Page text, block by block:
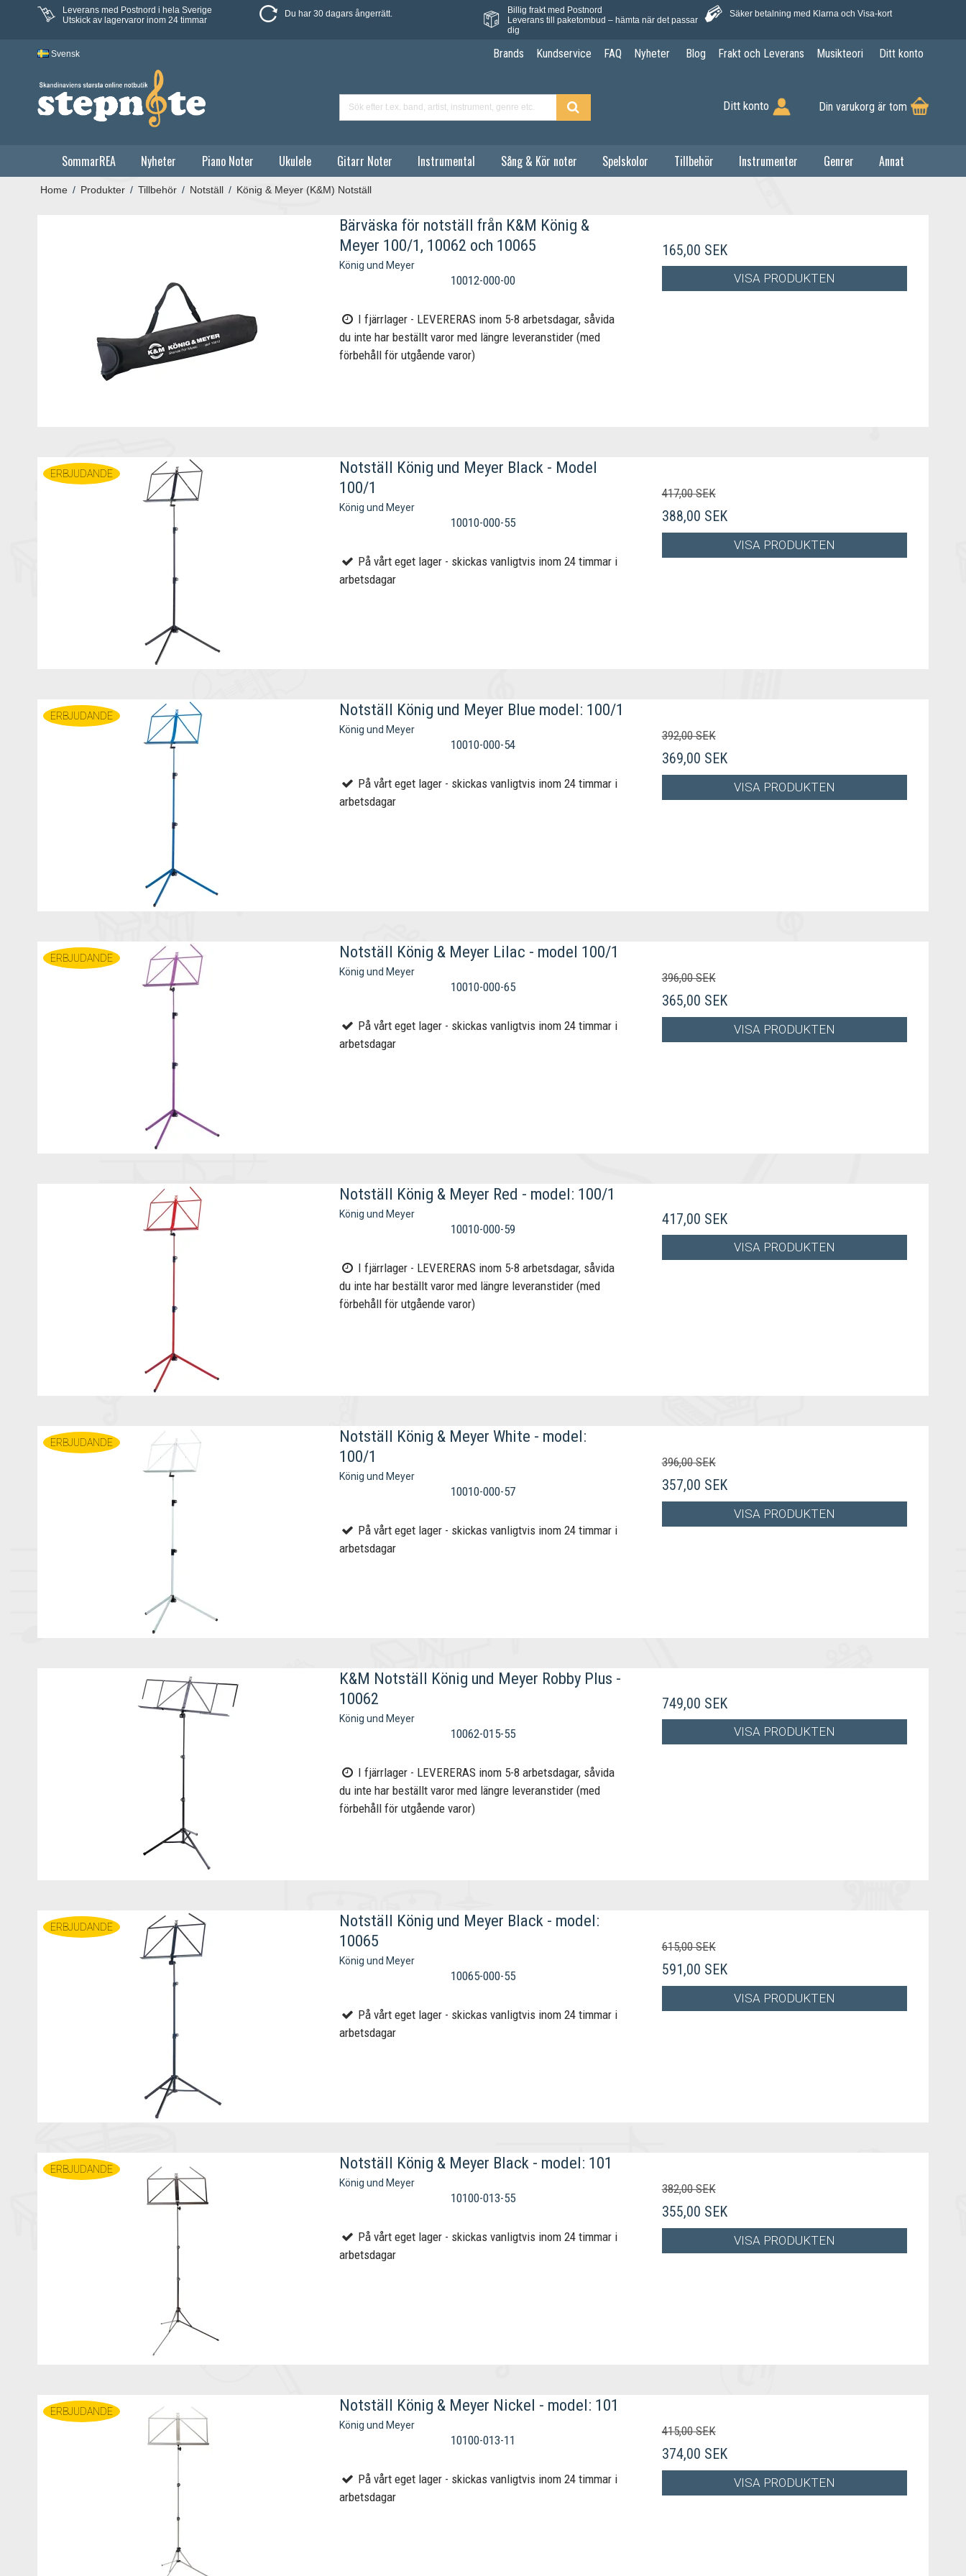
Leverans med Postnord i hela Sverige
Utskick av lagervaror inom 24 timmar
Du har 30 dagars ångerrätt.
Billig frakt med Postnord
Leverans till paketombud – hämta när det passar
dig
Säker betalning med Klarna och Visa-kort
Svensk Brands Kundservice FAQ Nyheter Blog Frakt och Leverans Musikteori Ditt konto
Ditt konto Din varukorg är tom
SommarREA Nyheter Piano Noter Ukulele Gitarr Noter Instrumental Sång & Kör noter Spelskolor Tillbehör Instrumenter Genrer Annat
Home / Produkter / Tillbehör / Notställ / König & Meyer (K&M) Notställ
Bärväska för notställ från K&M König &
Meyer 100/1, 10062 och 10065
König und Meyer
10012-000-00
I fjärrlager - LEVERERAS inom 5-8 arbetsdagar, såvida
du inte har beställt varor med längre leveranstider (med
förbehåll för utgående varor)
165,00 SEK
VISA PRODUKTEN
ERBJUDANDE
Notställ König und Meyer Black - Model
100/1
König und Meyer
10010-000-55
På vårt eget lager - skickas vanligtvis inom 24 timmar i
arbetsdagar
417,00 SEK
388,00 SEK
VISA PRODUKTEN
ERBJUDANDE Notställ König und Meyer Blue model: 100/1
König und Meyer
10010-000-54
På vårt eget lager - skickas vanligtvis inom 24 timmar i
arbetsdagar
392,00 SEK
369,00 SEK
VISA PRODUKTEN
ERBJUDANDE Notställ König & Meyer Lilac - model 100/1
König und Meyer
10010-000-65
På vårt eget lager - skickas vanligtvis inom 24 timmar i
arbetsdagar
396,00 SEK
365,00 SEK
VISA PRODUKTEN
Notställ König & Meyer Red - model: 100/1
König und Meyer
10010-000-59
I fjärrlager - LEVERERAS inom 5-8 arbetsdagar, såvida
du inte har beställt varor med längre leveranstider (med
förbehåll för utgående varor)
417,00 SEK
VISA PRODUKTEN
ERBJUDANDE
Notställ König & Meyer White - model:
100/1
König und Meyer
10010-000-57
På vårt eget lager - skickas vanligtvis inom 24 timmar i
arbetsdagar
396,00 SEK
357,00 SEK
VISA PRODUKTEN
K&M Notställ König und Meyer Robby Plus -
10062
König und Meyer
10062-015-55
I fjärrlager - LEVERERAS inom 5-8 arbetsdagar, såvida
du inte har beställt varor med längre leveranstider (med
förbehåll för utgående varor)
749,00 SEK
VISA PRODUKTEN
ERBJUDANDE
Notställ König und Meyer Black - model:
10065
König und Meyer
10065-000-55
På vårt eget lager - skickas vanligtvis inom 24 timmar i
arbetsdagar
615,00 SEK
591,00 SEK
VISA PRODUKTEN
ERBJUDANDE Notställ König & Meyer Black - model: 101
König und Meyer
10100-013-55
På vårt eget lager - skickas vanligtvis inom 24 timmar i
arbetsdagar
382,00 SEK
355,00 SEK
VISA PRODUKTEN
ERBJUDANDE Notställ König & Meyer Nickel - model: 101
König und Meyer
10100-013-11
På vårt eget lager - skickas vanligtvis inom 24 timmar i
arbetsdagar
415,00 SEK
374,00 SEK
VISA PRODUKTEN